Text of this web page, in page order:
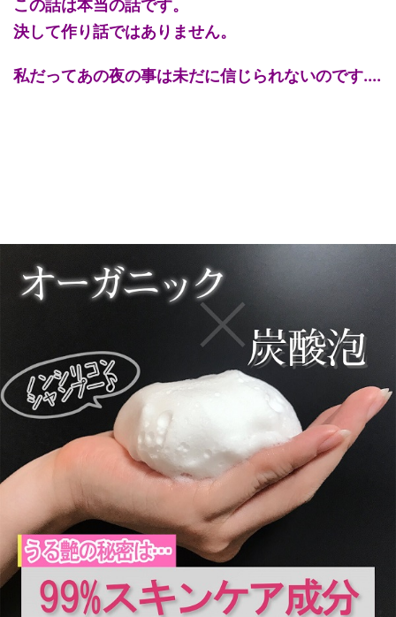
この話は本当の話です。
決して作り話ではありません。
私だってあの夜の事は未だに信じられないのです....